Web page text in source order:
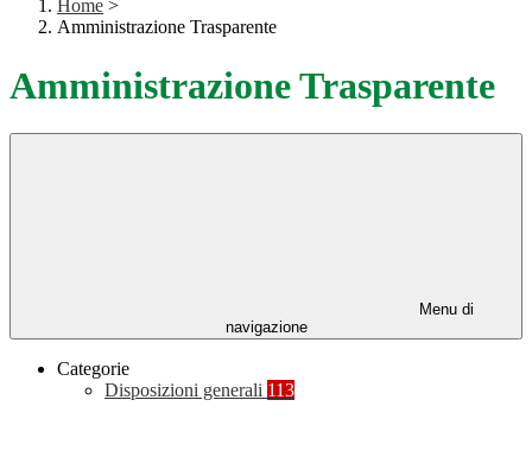
Home >
Amministrazione Trasparente
Amministrazione Trasparente
Menu di
navigazione
Categorie
Disposizioni generali 113